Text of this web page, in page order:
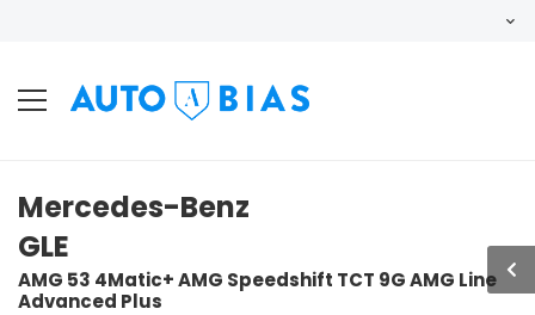
Mercedes-Benz
GLE
AMG 53 4Matic+ AMG Speedshift TCT 9G AMG Line
Advanced Plus